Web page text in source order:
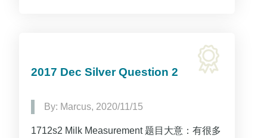
2017 Dec Silver Question 2
By: Marcus, 2020/11/15
1712s2 Milk Measurement 题目大意：有很多